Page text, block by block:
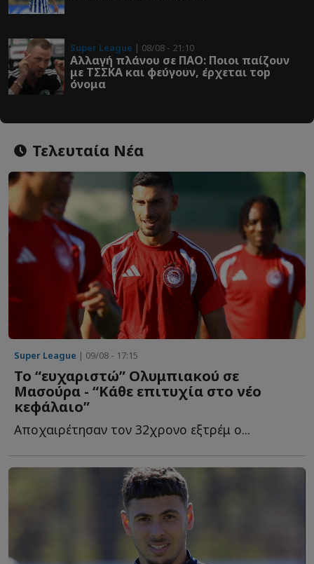
Super League | 08/08 - 21:10
Αλλαγή πλάνου σε ΠΑΟ: Ποιοι παίζουν
με ΤΣΣΚΑ και φεύγουν, έρχεται τοp
όνομα
Τελευταία Νέα
Super League | 09/08 - 17:15
Το “ευχαριστώ” Ολυμπιακού σε
Μασούρα - “Κάθε επιτυχία στο νέο
κεφάλαιο”
Αποχαιρέτησαν τον 32χρονο εξτρέμ ο...